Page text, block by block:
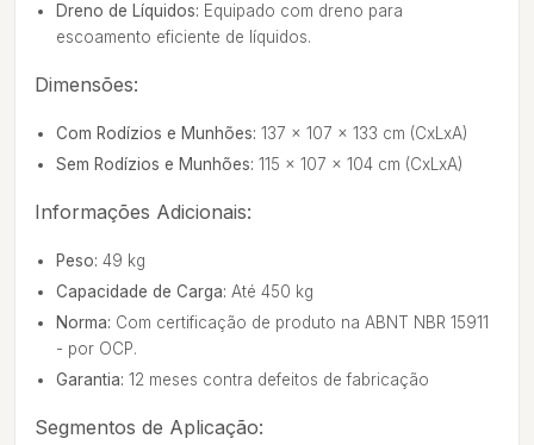
Dreno de Líquidos: Equipado com dreno para
escoamento eficiente de líquidos.
Dimensões:
Com Rodízios e Munhões: 137 x 107 x 133 cm (CxLxA)
Sem Rodízios e Munhões: 115 x 107 x 104 cm (CxLxA)
Informações Adicionais:
Peso: 49 kg
Capacidade de Carga: Até 450 kg
Norma: Com certificação de produto na ABNT NBR 15911
- por OCP.
Garantia: 12 meses contra defeitos de fabricação
Segmentos de Aplicação: